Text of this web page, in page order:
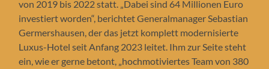
von 2019 bis 2022 statt. „Dabei sind 64 Millionen Euro
investiert worden“, berichtet Generalmanager Sebastian
Germershausen, der das jetzt komplett modernisierte
Luxus-Hotel seit Anfang 2023 leitet. Ihm zur Seite steht
ein, wie er gerne betont, „hochmotiviertes Team von 380